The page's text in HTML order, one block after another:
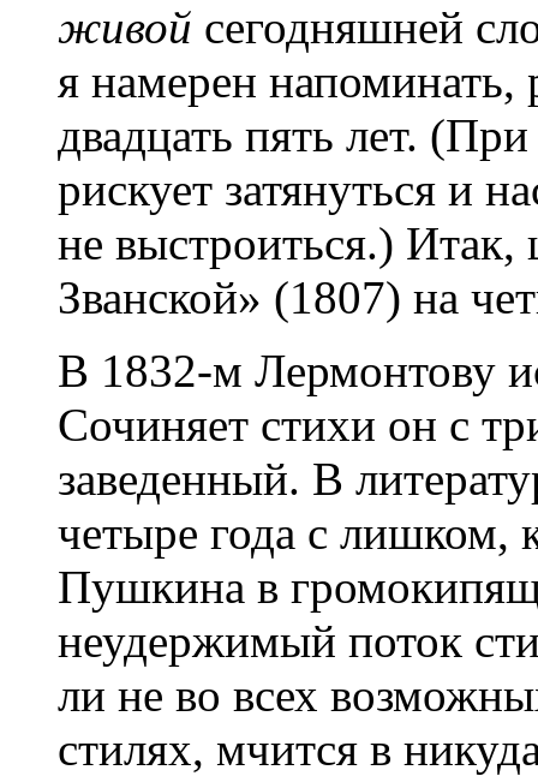
живой сегодняшней
я намерен напоминать,
двадцать пять лет.
рискует затянуться и
не выстроиться.)
Званской» (1807) на
В 1832-м Лермонтову
Сочиняет стихи он с
заведенный. В
четыре года с лишком,
Пушкина в
неудержимый поток
ли не во всех
стилях, мчится в